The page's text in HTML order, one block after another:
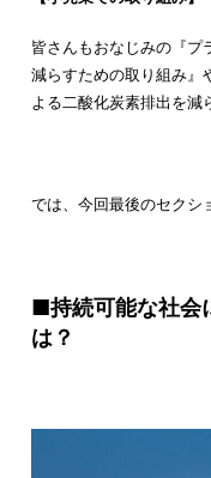
皆さんもおなじみの『プ
減らすための取り組み』
よる二酸化炭素排出を減
では、今回最後のセクシ
■持続可能な社会
は？